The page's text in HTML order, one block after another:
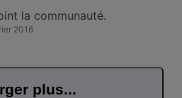
la communauté.
2016
plus...